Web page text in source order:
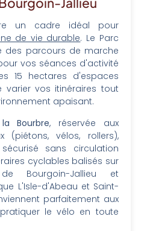
un cadre idéal pour
de vie durable. Le Parc
des parcours de marche
vos séances d'activité
15 hectares d'espaces
varier vos itinéraires tout
apaisant.
Bourbre, réservée aux
(piétons, vélos, rollers),
sans circulation
cyclables balisés sur
Bourgoin-Jallieu et
L'Isle-d'Abeau et Saint-
parfaitement aux
le vélo en toute